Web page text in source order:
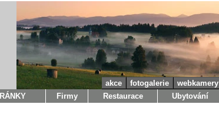
akce fotogalerie
webkamery
Firmy Restaurace Ubytování